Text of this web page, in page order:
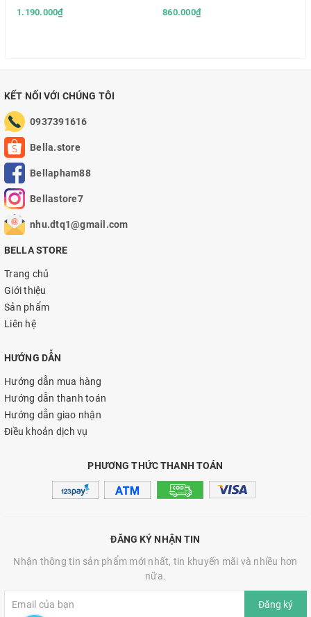
1.190.000₫
nhẹ)
860.000₫
KẾT NỐI VỚI CHÚNG TÔI
0937391616
Bella.store
Bellapham88
Bellastore7
nhu.dtq1@gmail.com
BELLA STORE
Trang chủ
Giới thiệu
Sản phẩm
Liên hệ
HƯỚNG DẪN
Hướng dẫn mua hàng
Hướng dẫn thanh toán
Hướng dẫn giao nhận
Điều khoản dịch vụ
PHƯƠNG THỨC THANH TOÁN
ĐĂNG KÝ NHẬN TIN
Nhận thông tin sản phẩm mới nhất, tin khuyến mãi và nhiều hơn
nữa.
Đăng ký